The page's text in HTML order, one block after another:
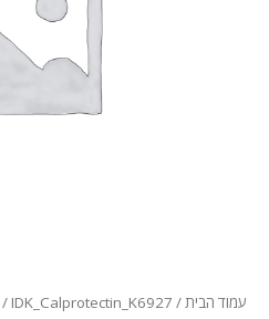
עמוד הבית/
/ IDK_Calprotectin_K6927